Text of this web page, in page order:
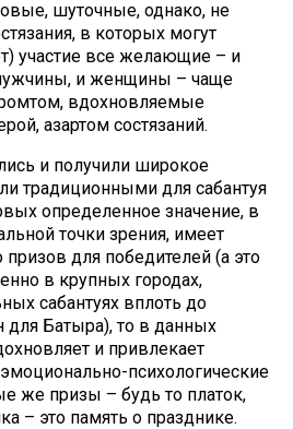
шуточные, однако, не
в которых могут
участие все желающие – и
и женщины – чаще
вдохновляемые
азартом состязаний.
и получили широкое
традиционными для сабантуя
определенное значение, в
точки зрения, имеет
призов для победителей (а это
в крупных городах,
сабантуях вплоть до
Батыра), то в данных
и привлекает
психологические
же призы – будь то платок,
– это память о празднике.